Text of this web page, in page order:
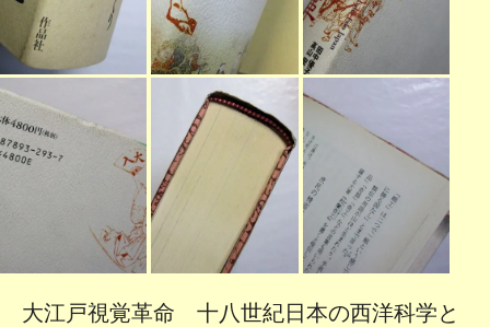
大江戸視覚革命 十八世紀日本の西洋科学と